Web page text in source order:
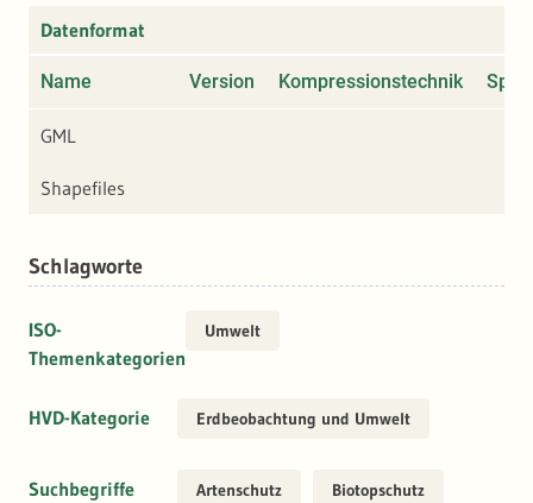
Datenformat
Name Version Kompressionstechnik
GML
Shapefiles
Schlagworte
ISO-
Themenkategorien
Umwelt
HVD-Kategorie Erdbeobachtung und Umwelt
Suchbegriffe Artenschutz Biotopschutz